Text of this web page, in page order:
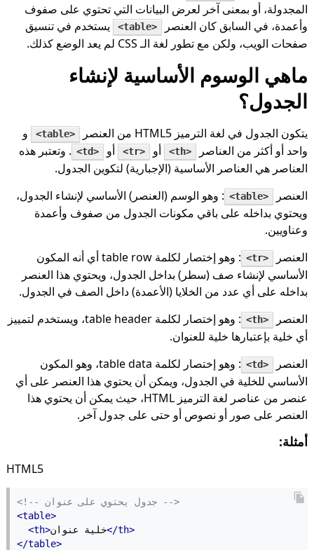
المجدولة، أو بمعنى آخر لعرض البيانات التي تحتوي على صفوف
وأعمدة، في السابق كان العنصر
<table>
يستخدم في تنسيق
صفحات الويب، ولكن مع تطور لغة الـ CSS لم يعد الوضع كذلك.
ماهي الوسوم الأساسية لإنشاء
الجدول؟
يتكون الجدول في لغة الترميز HTML5 من العنصر <table>
و
واحد أو أكثر من العناصر
<th> أو <tr> أو <td> . وتعتبر هذه
العناصر هي العناصر الأساسية (الإجبارية) لتكوين الجدول.
العنصر
<table> : وهو الوسم (العنصر) الأساسي لإنشاء الجدول،
ويحتوي بداخله على باقي مكونات الجدول من صفوف وأعمدة
وعناويين.
العنصر
<tr>
: وهو إختصار لكلمة table row أي أنه المكون
الأساسي لإنشاء صف (سطر) بداخل الجدول، ويحتوي هذا العنصر
بداخله على أي عدد من الخلايا (الأعمدة) داخل الصف في الجدول.
العنصر
<th>
: وهو إختصار لكلمة table header، ويستخدم لتمييز
أي خلية بإعتبارها خلية للعنوان.
العنصر
<td>
: وهو إختصار لكلمة table data، وهو المكون
الأساسي للخلية في الجدول، ويمكن أن يحتوي هذا العنصر على أي
عنصر من عناصر لغة الترميز HTML، حيث يمكن أن يحتوي هذا
العنصر على صور أو نصوص أو حتى على جدول آخر.
أمثلة:
HTML5
<!-- جدول يحتوي على عنوان -->
<table>
<th>خلية عنوان</th>
</table>